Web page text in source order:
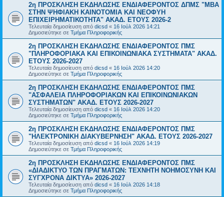
2η ΠΡΟΣΚΛΗΣΗ ΕΚΔΗΛΩΣΗΣ ΕΝΔΙΑΦΕΡΟΝΤΟΣ ΔΠΜΣ "ΜΒΑ
ΣΤΗΝ ΨΗΦΙΑΚΗ ΚΑΙΝΟΤΟΜΙΑ ΚΑΙ ΝΕΟΦΥΗ
ΕΠΙΧΕΙΡΗΜΑΤΙΚΟΤΗΤΑ" ΑΚΑΔ. ΕΤΟΥΣ 2026-2
Τελευταία δημοσίευση από dicsd « 16 Ιούλ 2026 14:21
Δημοσιεύτηκε σε Τμήμα Πληροφορικής
2η ΠΡΟΣΚΛΗΣΗ ΕΚΔΗΛΩΣΗΣ ΕΝΔΙΑΦΕΡΟΝΤΟΣ ΠΜΣ
"ΠΛΗΡΟΦΟΡΙΑΚΑ ΚΑΙ ΕΠΙΚΟΙΝΩΝΙΑΚΑ ΣΥΣΤΗΜΑΤΑ" ΑΚΑΔ.
ΕΤΟΥΣ 2026-2027
Τελευταία δημοσίευση από dicsd « 16 Ιούλ 2026 14:20
Δημοσιεύτηκε σε Τμήμα Πληροφορικής
2η ΠΡΟΣΚΛΗΣΗ ΕΚΔΗΛΩΣΗΣ ΕΝΔΙΑΦΕΡΟΝΤΟΣ ΠΜΣ
"ΑΣΦΑΛΕΙΑ ΠΛΗΡΟΦΟΡΙΑΚΩΝ ΚΑΙ ΕΠΙΚΟΙΝΩΝΙΑΚΩΝ
ΣΥΣΤΗΜΑΤΩΝ" ΑΚΑΔ. ΕΤΟΥΣ 2026-2027
Τελευταία δημοσίευση από dicsd « 16 Ιούλ 2026 14:20
Δημοσιεύτηκε σε Τμήμα Πληροφορικής
2η ΠΡΟΣΚΛΗΣΗ ΕΚΔΗΛΩΣΗΣ ΕΝΔΙΑΦΕΡΟΝΤΟΣ ΠΜΣ
"ΗΛΕΚΤΡΟΝΙΚΗ ΔΙΑΚΥΒΕΡΝΗΣΗ" ΑΚΑΔ. ΕΤΟΥΣ 2026-2027
Τελευταία δημοσίευση από dicsd « 16 Ιούλ 2026 14:19
Δημοσιεύτηκε σε Τμήμα Πληροφορικής
2η ΠΡΟΣΚΛΗΣΗ ΕΚΔΗΛΩΣΗΣ ΕΝΔΙΑΦΕΡΟΝΤΟΣ ΠΜΣ
«ΔΙΑΔΙΚΤΥΟ ΤΩΝ ΠΡΑΓΜΑΤΩΝ: ΤΕΧΝΗΤΗ ΝΟΗΜΟΣΥΝΗ ΚΑΙ
ΣΥΓΧΡΟΝΑ ΔΙΚΤΥΑ» 2026-2027
Τελευταία δημοσίευση από dicsd « 16 Ιούλ 2026 14:18
Δημοσιεύτηκε σε Τμήμα Πληροφορικής